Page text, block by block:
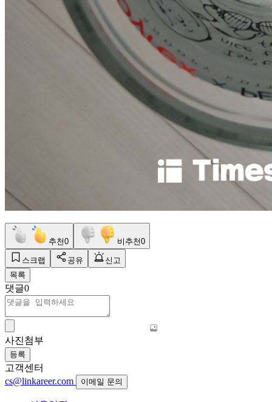
추천0 비추천0
스크랩 공유
신고
목록
댓글0
사진첨부
등록
고객센터
cs@linkareer.com
이메일 문의